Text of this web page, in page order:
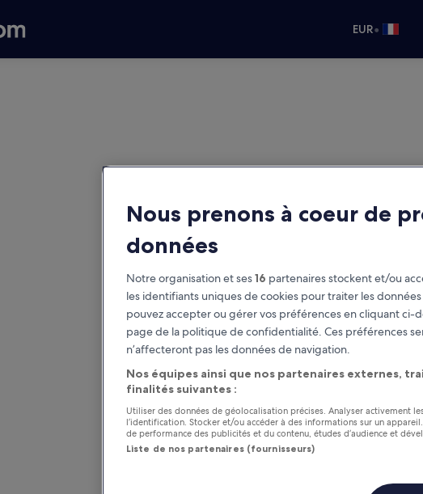
EUR•
Nous prenons à coeur de
données
Notre organisation et ses16 partenaires stockent et/ou
les identifiants uniques de cookies pour traiter les
pouvez accepter ou gérer vos préférences en cliquant ci-
page de la politique de confidentialité. Ces préférences
n’affecteront pas les données de navigation.
Nos équipes ainsi que nos partenaires externes,
finalités suivantes :
Utiliser des données de géolocalisation précises. Analyser activement
l’identification. Stocker et/ou accéder à des informations sur un
de performance des publicités et du contenu, études d’audience et
Liste de nos partenaires (fournisseurs)